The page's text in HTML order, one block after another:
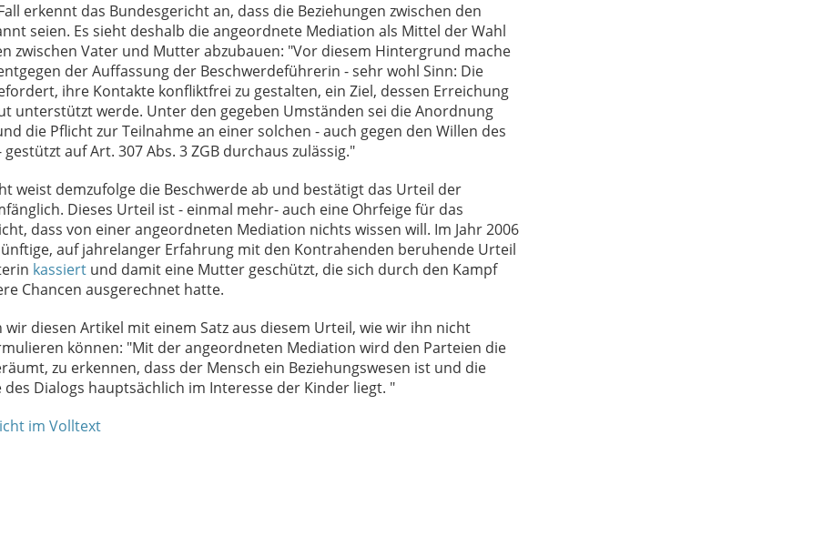
erkennt das Bundesgericht an, dass die Beziehungen zwischen den
seien. Es sieht deshalb die angeordnete Mediation als Mittel der Wahl
zwischen Vater und Mutter abzubauen: "Vor diesem Hintergrund mache
der Auffassung der Beschwerdeführerin - sehr wohl Sinn: Die
ihre Kontakte konfliktfrei zu gestalten, ein Ziel, dessen Erreichung
unterstützt werde. Unter den gegeben Umständen sei die Anordnung
die Pflicht zur Teilnahme an einer solchen - auch gegen den Willen des
auf Art. 307 Abs. 3 ZGB durchaus zulässig."
weist demzufolge die Beschwerde ab und bestätigt das Urteil der
Dieses Urteil ist - einmal mehr- auch eine Ohrfeige für das
dass von einer angeordneten Mediation nichts wissen will. Im Jahr 2006
auf jahrelanger Erfahrung mit den Kontrahenden beruhende Urteil
kassiertund damit eine Mutter geschützt, die sich durch den Kampf
Chancen ausgerechnet hatte.
wir diesen Artikel mit einem Satz aus diesem Urteil, wie wir ihn nicht
können: "Mit der angeordneten Mediation wird den Parteien die
zu erkennen, dass der Mensch ein Beziehungswesen ist und die
Dialogs hauptsächlich im Interesse der Kinder liegt. "
im Volltext